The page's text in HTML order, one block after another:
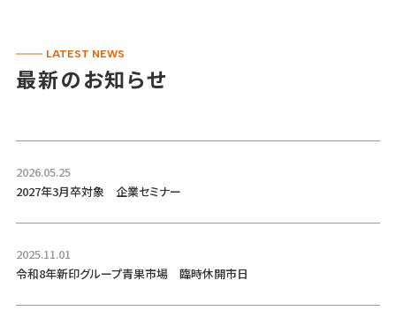
LATEST NEWS
最新のお知らせ
2026.05.25
2027年3月卒対象 企業セミナー
2025.11.01
令和8年新印グループ青果市場 臨時休開市日